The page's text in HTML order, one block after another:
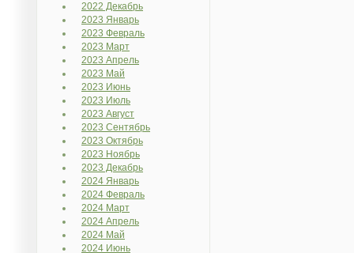
2022 Декабрь
2023 Январь
2023 Февраль
2023 Март
2023 Апрель
2023 Май
2023 Июнь
2023 Июль
2023 Август
2023 Сентябрь
2023 Октябрь
2023 Ноябрь
2023 Декабрь
2024 Январь
2024 Февраль
2024 Март
2024 Апрель
2024 Май
2024 Июнь